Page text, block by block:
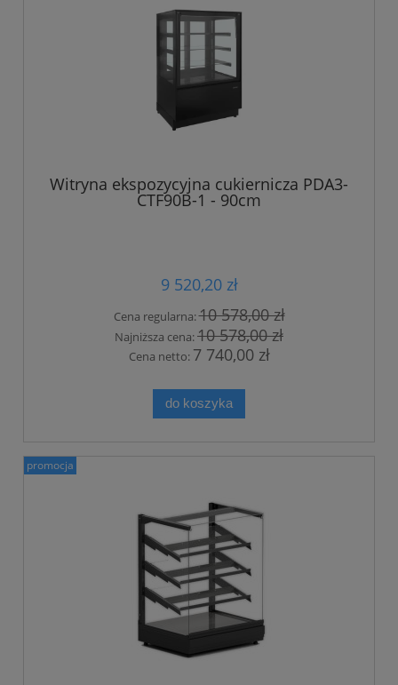
Witryna ekspozycyjna cukiernicza PDA3-
CTF90B-1 - 90cm
9 520,20 zł
Cena regularna:10 578,00 zł
Najniższa cena:10 578,00 zł
Cena netto: 7 740,00 zł
do koszyka
promocja